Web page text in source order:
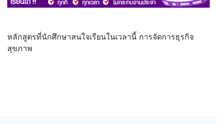
หลักสูตรที่นักศึกษาสนใจเรียนในเวลานี้ การจัดการธุรกิจ
สุขภาพ